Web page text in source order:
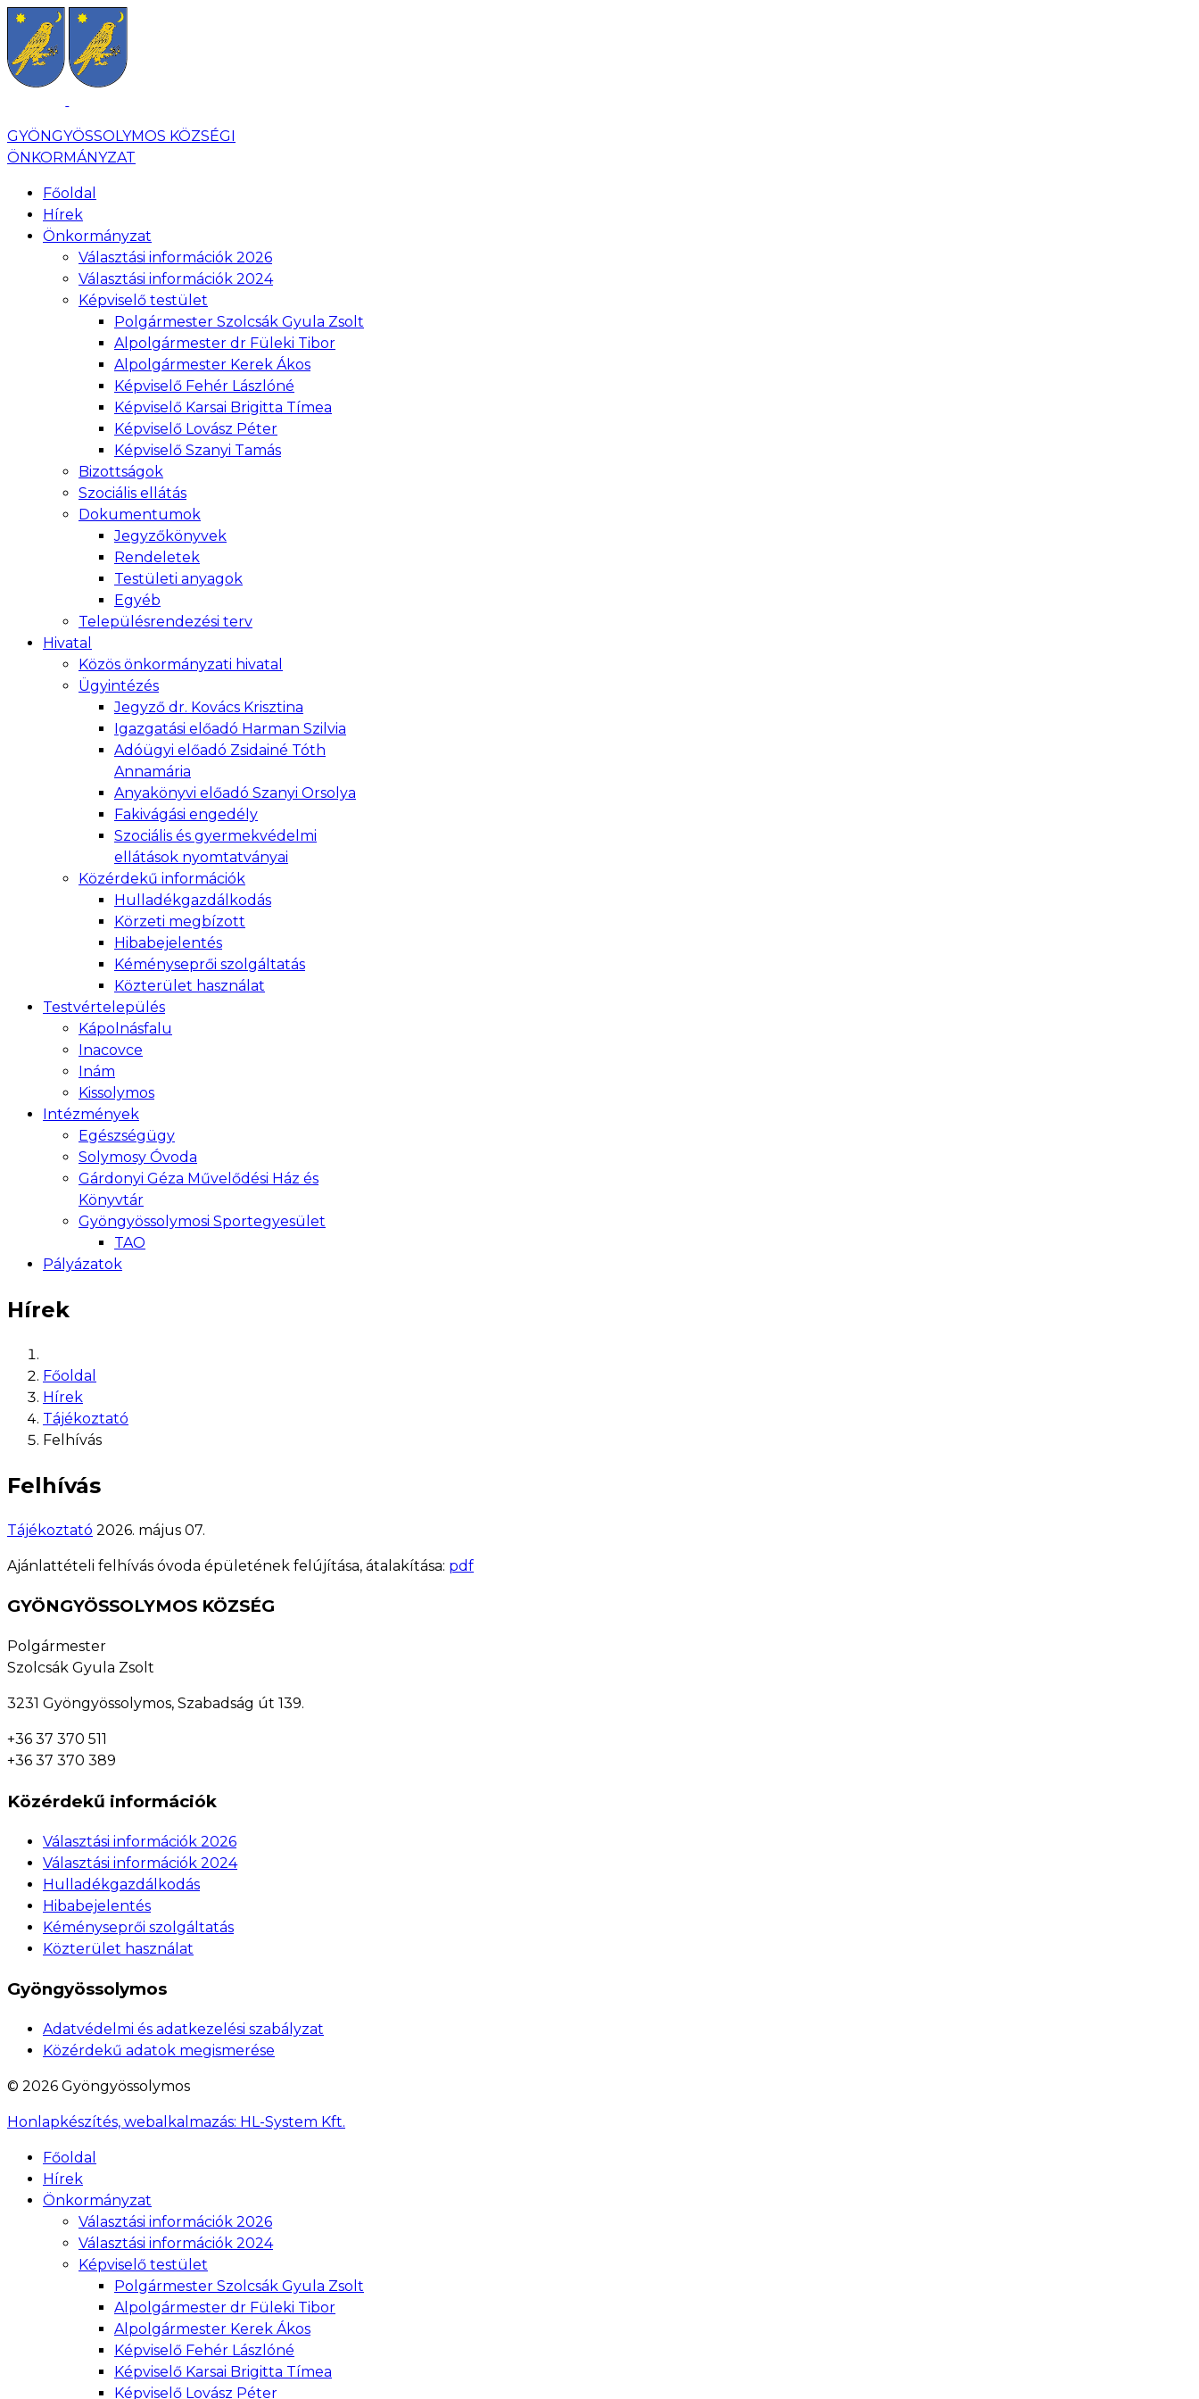
GYÖNGYÖSSOLYMOS KÖZSÉGI
ÖNKORMÁNYZAT
Főoldal
Hírek
Önkormányzat
Választási információk 2026
Választási információk 2024
Képviselő testület
Polgármester Szolcsák Gyula Zsolt
Alpolgármester dr Füleki Tibor
Alpolgármester Kerek Ákos
Képviselő Fehér Lászlóné
Képviselő Karsai Brigitta Tímea
Képviselő Lovász Péter
Képviselő Szanyi Tamás
Bizottságok
Szociális ellátás
Dokumentumok
Jegyzőkönyvek
Rendeletek
Testületi anyagok
Egyéb
Településrendezési terv
Hivatal
Közös önkormányzati hivatal
Ügyintézés
Jegyző dr. Kovács Krisztina
Igazgatási előadó Harman Szilvia
Adóügyi előadó Zsidainé Tóth
Annamária
Anyakönyvi előadó Szanyi Orsolya
Fakivágási engedély
Szociális és gyermekvédelmi
ellátások nyomtatványai
Közérdekű információk
Hulladékgazdálkodás
Körzeti megbízott
Hibabejelentés
Kéményseprői szolgáltatás
Közterület használat
Testvértelepülés
Kápolnásfalu
Inacovce
Inám
Kissolymos
Intézmények
Egészségügy
Solymosy Óvoda
Gárdonyi Géza Művelődési Ház és
Könyvtár
Gyöngyössolymosi Sportegyesület
TAO
Pályázatok
Hírek
Főoldal
Hírek
Tájékoztató
Felhívás
Felhívás
Tájékoztató 2026. május 07.
Ajánlattételi felhívás óvoda épületének felújítása, átalakítása: pdf
GYÖNGYÖSSOLYMOS KÖZSÉG
Polgármester
Szolcsák Gyula Zsolt
3231 Gyöngyössolymos, Szabadság út 139.
+36 37 370 511
+36 37 370 389
Közérdekű információk
Választási információk 2026
Választási információk 2024
Hulladékgazdálkodás
Hibabejelentés
Kéményseprői szolgáltatás
Közterület használat
Gyöngyössolymos
Adatvédelmi és adatkezelési szabályzat
Közérdekű adatok megismerése
© 2026 Gyöngyössolymos
Honlapkészítés, webalkalmazás: HL-System Kft.
Főoldal
Hírek
Önkormányzat
Választási információk 2026
Választási információk 2024
Képviselő testület
Polgármester Szolcsák Gyula Zsolt
Alpolgármester dr Füleki Tibor
Alpolgármester Kerek Ákos
Képviselő Fehér Lászlóné
Képviselő Karsai Brigitta Tímea
Képviselő Lovász Péter